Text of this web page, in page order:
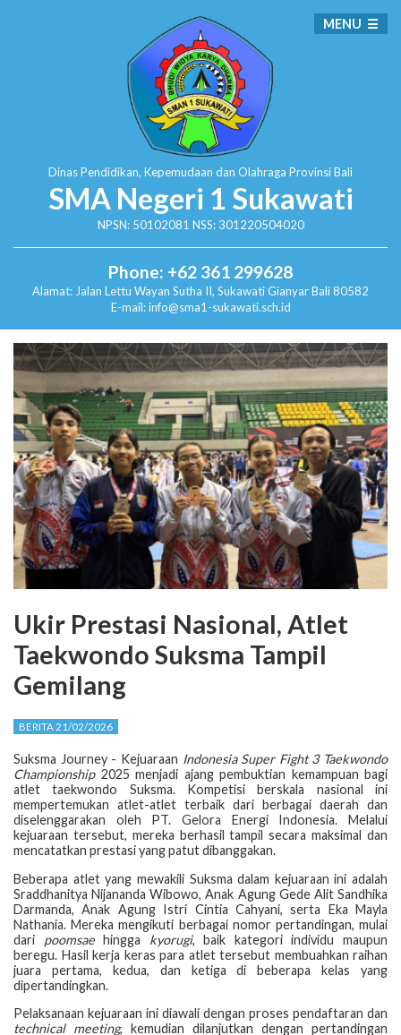
Dinas Pendidikan, Kepemudaan dan Olahraga Provinsi Bali
SMA Negeri 1 Sukawati
NPSN: 50102081 NSS: 301220504020
Phone: +62 361 299628
Alamat: Jalan Lettu Wayan Sutha II, SukawatiGianyar Bali 80582
E-mail: info@sma1-sukawati.sch.id
MENU
Ukir Prestasi Nasional, Atlet
Taekwondo Suksma Tampil
Gemilang
BERITA 21/02/2026
Suksma Journey - Kejuaraan Indonesia Super Fight 3 Taekwondo
Championship 2025 menjadi ajang pembuktian kemampuan bagi
atlet taekwondo Suksma. Kompetisi berskala nasional ini
mempertemukan atlet-atlet terbaik dari berbagai daerah dan
diselenggarakan oleh PT. Gelora Energi Indonesia. Melalui
kejuaraan tersebut, mereka berhasil tampil secara maksimal dan
mencatatkan prestasi yang patut dibanggakan.
Beberapa atlet yang mewakili Suksma dalam kejuaraan ini adalah
Sraddhanitya Nijananda Wibowo, Anak Agung Gede Alit Sandhika
Darmanda, Anak Agung Istri Cintia Cahyani, serta Eka Mayla
Nathania. Mereka mengikuti berbagai nomor pertandingan, mulai
dari poomsaehingga kyorugi, baik kategori individu maupun
beregu. Hasil kerja keras para atlet tersebut membuahkan raihan
juara pertama, kedua, dan ketiga di beberapa kelas yang
dipertandingkan.
Pelaksanaan kejuaraan ini diawali dengan proses pendaftaran dan
technical meeting, kemudian dilanjutkan dengan pertandingan